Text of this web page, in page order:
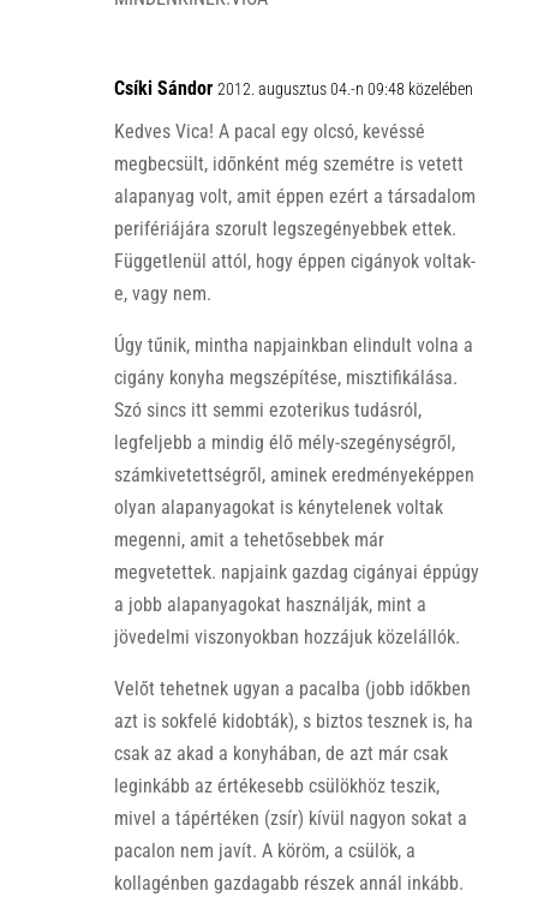
Csíki Sándor 2012. augusztus 04.-n 09:48 közelében
Kedves Vica! A pacal egy olcsó, kevéssé
megbecsült, időnként még szemétre is vetett
alapanyag volt, amit éppen ezért a társadalom
perifériájára szorult legszegényebbek ettek.
Függetlenül attól, hogy éppen cigányok voltak-
e, vagy nem.
Úgy tűnik, mintha napjainkban elindult volna a
cigány konyha megszépítése, misztifikálása.
Szó sincs itt semmi ezoterikus tudásról,
legfeljebb a mindig élő mély-szegénységről,
számkivetettségről, aminek eredményeképpen
olyan alapanyagokat is kénytelenek voltak
megenni, amit a tehetősebbek már
megvetettek. napjaink gazdag cigányai éppúgy
a jobb alapanyagokat használják, mint a
jövedelmi viszonyokban hozzájuk közelállók.
Velőt tehetnek ugyan a pacalba (jobb időkben
azt is sokfelé kidobták), s biztos tesznek is, ha
csak az akad a konyhában, de azt már csak
leginkább az értékesebb csülökhöz teszik,
mivel a tápértéken (zsír) kívül nagyon sokat a
pacalon nem javít. A köröm, a csülök, a
kollagénben gazdagabb részek annál inkább.